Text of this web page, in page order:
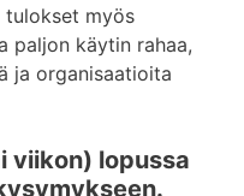
tulokset myös
paljon käytin rahaa,
ja organisaatioita
viikon) lopussa